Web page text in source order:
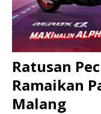
Ratusan
Ramaikan
Malang